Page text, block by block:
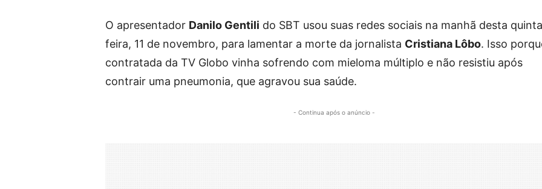
O apresentador Danilo Gentili do SBT usou suas redes sociais na manhã desta
feira, 11 de novembro, para lamentar a morte da jornalista Cristiana Lôbo. Isso
contratada da TV Globo vinha sofrendo com mieloma múltiplo e não resistiu após
contrair uma pneumonia, que agravou sua saúde.
- Continua após o anúncio -